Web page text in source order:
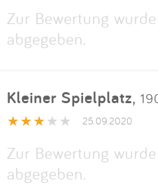
Zur Bewertung
abgegeben.
Kleiner Spielplatz,
25.09.2020
Zur Bewertung
abgegeben.